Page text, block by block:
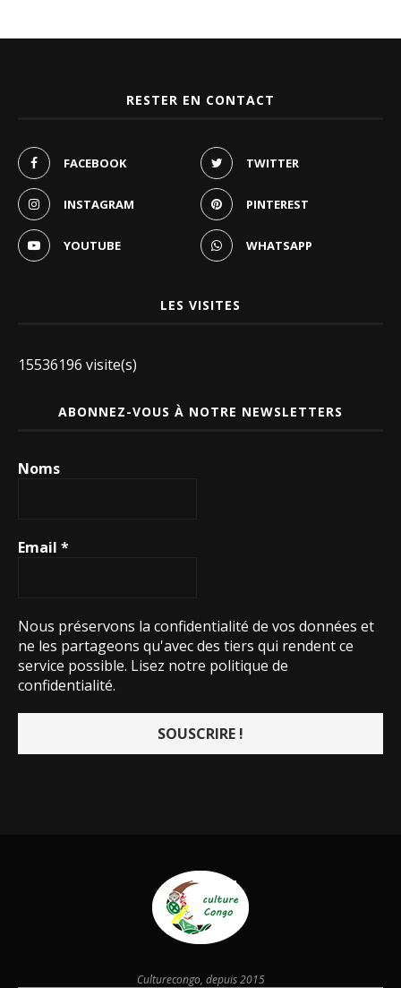
RESTER EN CONTACT
FACEBOOK TWITTER
INSTAGRAM PINTEREST
YOUTUBE WHATSAPP
LES VISITES
15536196 visite(s)
ABONNEZ-VOUS À NOTRE NEWSLETTERS
Noms
Email *
Nous préservons la confidentialité de vos données et
ne les partageons qu'avec des tiers qui rendent ce
service possible. Lisez notre politique de
confidentialité.
Culturecongo, depuis 2015